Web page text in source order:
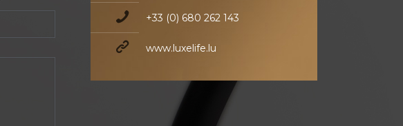
+33 (0) 680 262 143
www.luxelife.lu